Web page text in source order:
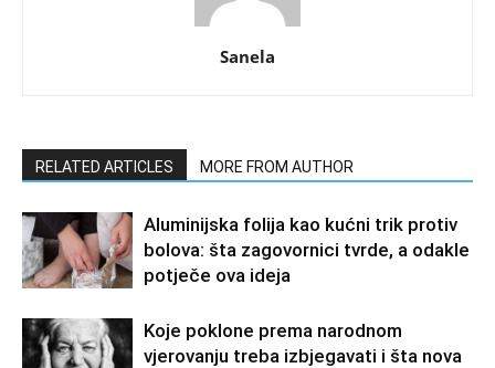
Sanela
RELATED ARTICLES MORE FROM AUTHOR
Aluminijska folija kao kućni trik protiv
bolova: šta zagovornici tvrde, a odakle
potječe ova ideja
Koje poklone prema narodnom
vjerovanju treba izbjegavati i šta nova